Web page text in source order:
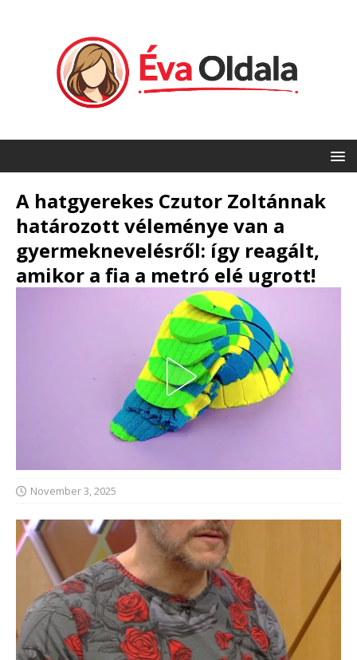
A hatgyerekes Czutor Zoltánnak
határozott véleménye van a
gyermeknevelésről: így reagált,
amikor a fia a metró elé ugrott!
November 3, 2025